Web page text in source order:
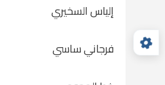
إلياس السخيري
فرجاني ساسي